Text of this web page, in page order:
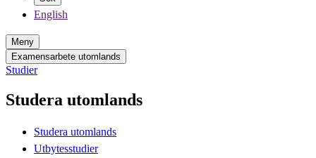
English
Meny
Examensarbete utomlands
Studier
Studera utomlands
Studera utomlands
Utbytesstudier